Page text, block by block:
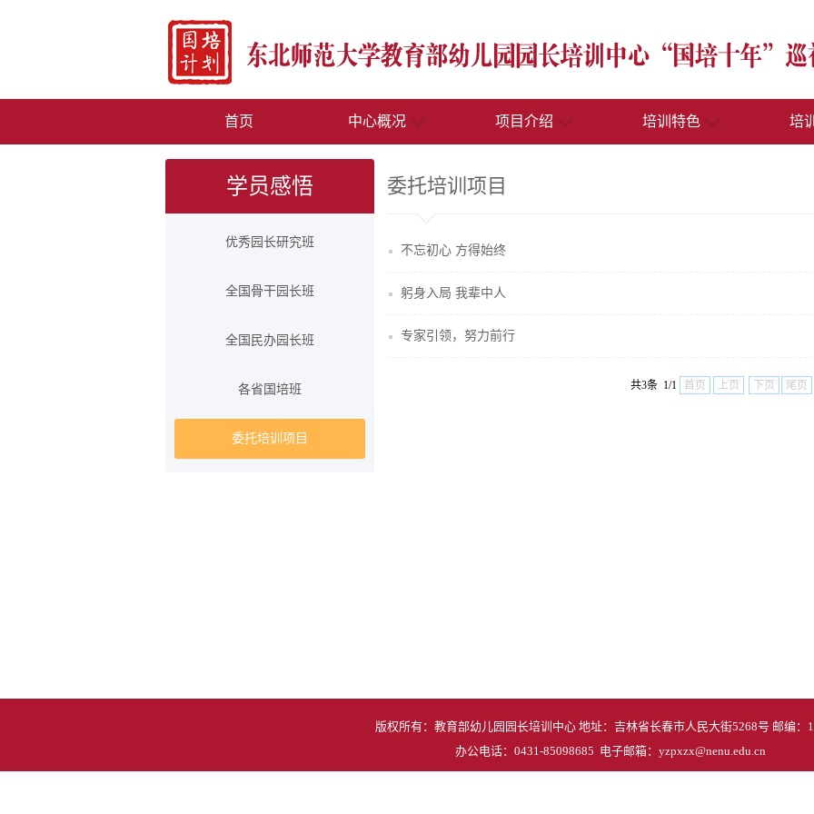
首页 中心概况 项目介绍 培训特色 培
学员感悟
优秀园长研究班
全国骨干园长班
全国民办园长班
各省国培班
委托培训项目
委托培训项目
不忘初心 方得始终
躬身入局 我辈中人
专家引领，努力前行
共3条 1/1 首页 上页 下页 尾页
版权所有：教育部幼儿园园长培训中心 地址：吉林省长春市人民大街5268号 邮编：
办公电话：0431-85098685 电子邮箱：yzpxzx@nenu.edu.cn